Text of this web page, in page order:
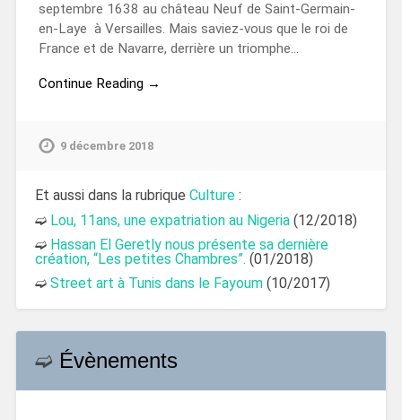
septembre 1638 au château Neuf de Saint-Germain-
en-Laye à Versailles. Mais saviez-vous que le roi de
France et de Navarre, derrière un triomphe…
Continue Reading →
9 décembre 2018
Et aussi dans la rubrique Culture:
➫ Lou, 11ans, une expatriation au Nigeria(12/2018)
➫ Hassan El Geretly nous présente sa dernière
création, “Les petites Chambres”. (01/2018)
➫ Street art à Tunis dans le Fayoum(10/2017)
➫ Évènements